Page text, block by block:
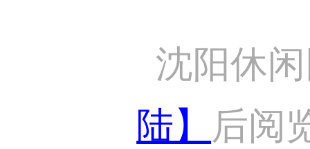
沈阳休
陆】
后阅